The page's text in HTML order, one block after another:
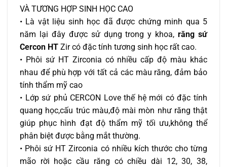
VÀ TƯƠNG HỢP SINH HỌC CAO
• Là vật liệu sinh học đã được chứng minh qua 5
năm lại đây được sử dụng trong y khoa,răng sứ
Cercon HT Zir có đặc tính tương sinh học rất cao.
• Phôi sứ HT Zirconia có nhiều cấp độ màu khác
nhau để phù hợp với tất cả các màu răng, đảm bảo
tính thẩm mỹ cao
• Lớp sứ phủ CERCON Love thế hệ mới có đặc tính
quang học,cấu trúc màu,độ mài mòn như răng thật
giúp phục hình đạt độ thẩm mỹ tối ưu,không thể
phân biệt được bằng mắt thường.
• Phôi sứ HT Zirconia có nhiều kích thước cho từng
mão rời hoặc cầu răng có chiều dài 12, 30, 38,